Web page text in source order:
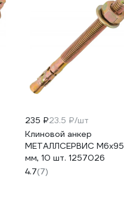
235 ₽23.5 ₽/шт
Клиновой анкер
МЕТАЛЛСЕРВИС М6x95
мм, 10 шт. 1257026
4.7(7)